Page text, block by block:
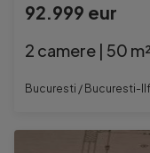
92.999 eur
2 camere | 50
Bucuresti / Bucuresti-